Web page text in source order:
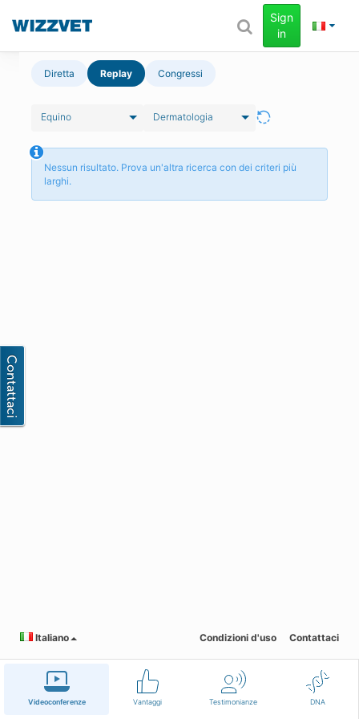
Videoconferenze Vantaggi Testimonianze DNA
Sign
in
Diretta Replay Congressi
Equino Dermatologia
Nessun risultato. Prova un'altra ricerca con dei criteri più
larghi.
Italiano Condizioni d'uso Contattaci